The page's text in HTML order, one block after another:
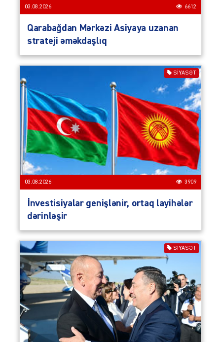
03.08.2026 6612
Qarabağdan Mərkəzi Asiyaya uzanan
strateji əməkdaşlıq
SIYASƏT
03.08.2026 3909
İnvestisiyalar genişlənir, ortaq layihələr
dərinləşir
SIYASƏT